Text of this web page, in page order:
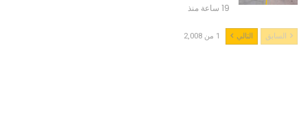
19 ساعة منذ
السابق التالي 1 من 2,008